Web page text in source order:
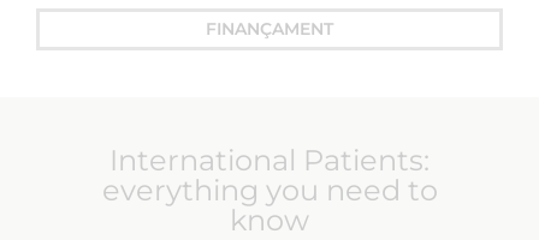
FINANÇAMENT
International Patients:
everything you need to
know